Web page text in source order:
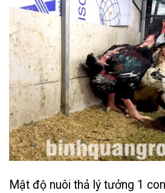
Mật độ nuôi thả lý tưởng 1